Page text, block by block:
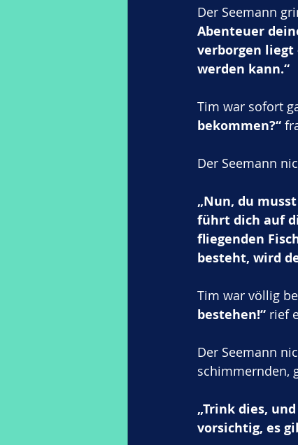
Der Seemann
Abenteuer
verborgen liegt
werden kann.“
Tim war sofort
bekommen?“
Der Seemann
„Nun, du
führt dich auf
fliegenden
besteht, wird
Tim war völlig
bestehen!“ rief
Der Seemann
schimmernden,
„Trink dies,
vorsichtig, es